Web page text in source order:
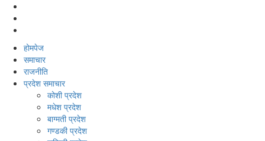
होमपेज
समाचार
राजनीति
प्रदेश समाचार
कोशी प्रदेश
मधेश प्रदेश
बाग्मती प्रदेश
गण्डकी प्रदेश